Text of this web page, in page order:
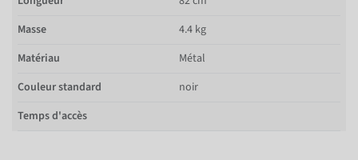
Masse
4.4 kg
Matériau
Métal
Couleur standard
noir
Temps d'accès